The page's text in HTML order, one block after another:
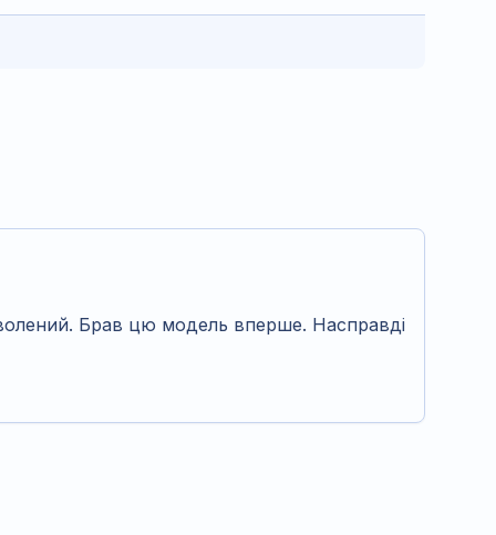
Брав цю модель вперше. Насправді